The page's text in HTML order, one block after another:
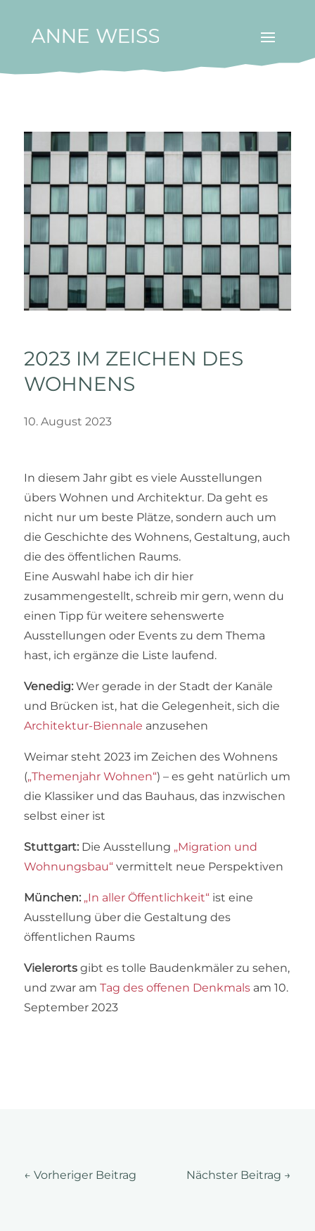
2023 IM ZEICHEN DES
WOHNENS
10. August 2023
In diesem Jahr gibt es viele Ausstellungen
übers Wohnen und Architektur. Da geht es
nicht nur um beste Plätze, sondern auch um
die Geschichte des Wohnens, Gestaltung, auch
die des öffentlichen Raums.
Eine Auswahl habe ich dir hier
zusammengestellt, schreib mir gern, wenn du
einen Tipp für weitere sehenswerte
Ausstellungen oder Events zu dem Thema
hast, ich ergänze die Liste laufend.
Venedig: Wer gerade in der Stadt der Kanäle
und Brücken ist, hat die Gelegenheit, sich die
Architektur-Biennale anzusehen
Weimar steht 2023 im Zeichen des Wohnens
(„Themenjahr Wohnen“) – es geht natürlich um
die Klassiker und das Bauhaus, das inzwischen
selbst einer ist
Stuttgart:Die Ausstellung „Migration und
Wohnungsbau“vermittelt neue Perspektiven
München: „In aller Öffentlichkeit“ist eine
Ausstellung über die Gestaltung des
öffentlichen Raums
Vielerortsgibt es tolle Baudenkmäler zu sehen,
und zwar am Tag des offenen Denkmalsam 10.
September 2023
← Vorheriger Beitrag Nächster Beitrag →